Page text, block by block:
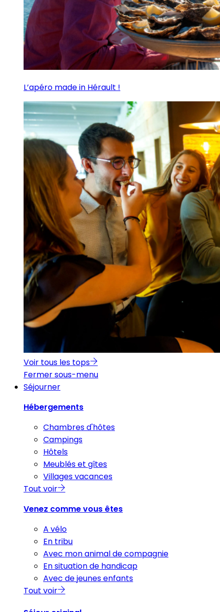
L’apéro made in Hérault !
Voir tous les tops
Fermer sous-menu
Séjourner
Hébergements
Chambres d'hôtes
Campings
Hôtels
Meublés et gîtes
Villages vacances
Tout voir
Venez comme vous êtes
A vélo
En tribu
Avec mon animal de compagnie
En situation de handicap
Avec de jeunes enfants
Tout voir